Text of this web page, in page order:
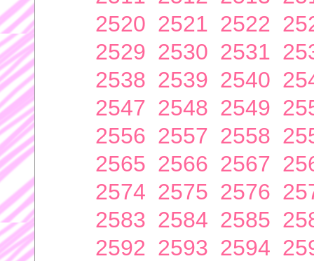
2520 2521 2522
2529 2530 2531
2538 2539 2540
2547 2548 2549
2556 2557 2558
2565 2566 2567
2574 2575 2576
2583 2584 2585
2592 2593 2594